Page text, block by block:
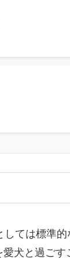
しては標準
犬と過ごす